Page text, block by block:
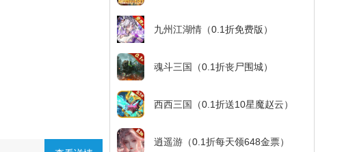
九州江湖情（0.1折免费版）
魂斗三国（0.1折丧尸围城）
西西三国（0.1折送10星魔赵云）
逍遥游（0.1折每天领648金票）